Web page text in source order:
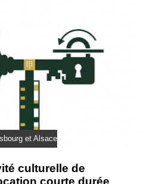
et Alsace
culturelle de
courte durée